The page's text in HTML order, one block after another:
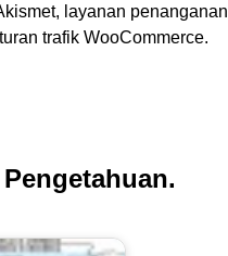
layanan penanganan
trafik WooCommerce.